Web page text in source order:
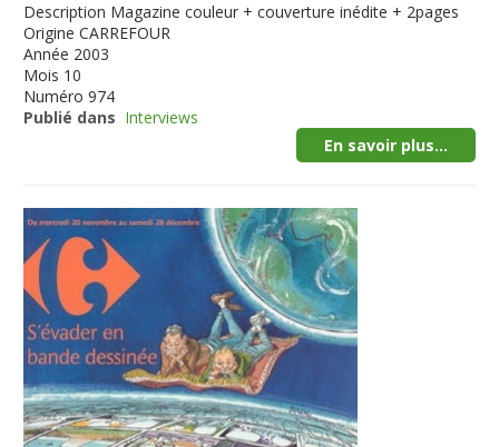
Description Magazine couleur + couverture inédite + 2pages
Origine CARREFOUR
Année 2003
Mois 10
Numéro 974
Publié dans Interviews
En savoir plus...